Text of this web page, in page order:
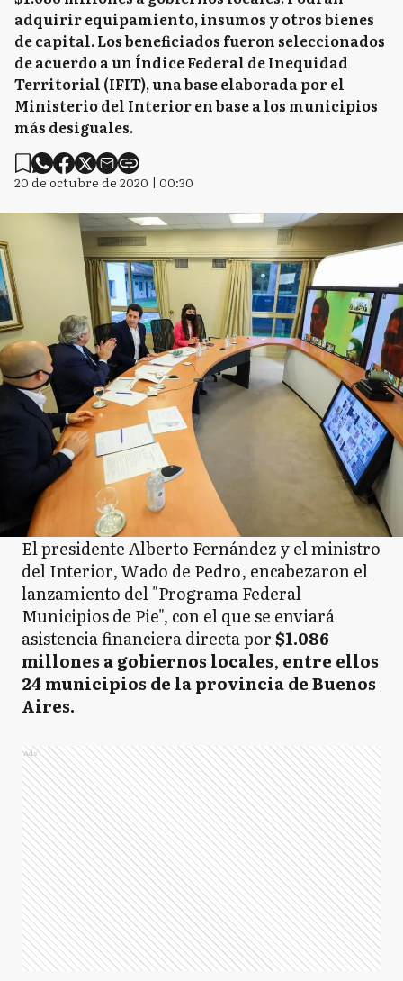
adquirir equipamiento, insumos y otros bienes
de capital. Los beneficiados fueron seleccionados
de acuerdo a un Índice Federal de Inequidad
Territorial (IFIT), una base elaborada por el
Ministerio del Interior en base a los municipios
más desiguales.
20 de octubre de 2020 | 00:30
El presidente Alberto Fernández y el ministro
del Interior, Wado de Pedro, encabezaron el
lanzamiento del "Programa Federal
Municipios de Pie", con el que se enviará
asistencia financiera directa por$1.086
millones a gobiernos locales, entre ellos
24 municipios de la provincia de Buenos
Aires.
Ads